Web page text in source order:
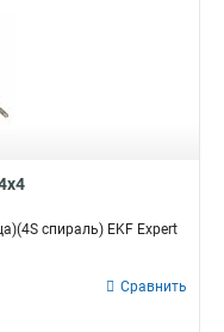
спираль) EKF Expert
Сравнить